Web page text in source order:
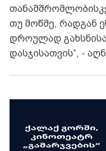
თუ მოწმე, რადგან
დროულად
დასჯისათვის“, -